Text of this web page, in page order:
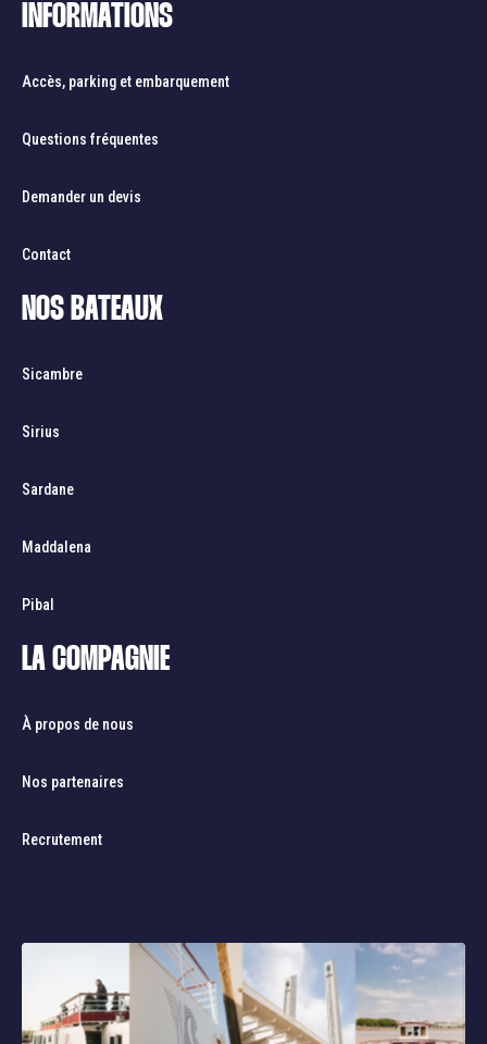
INFORMATIONS
Accès, parking et embarquement
Questions fréquentes
Demander un devis
Contact
NOS BATEAUX
Sicambre
Sirius
Sardane
Maddalena
Pibal
LA COMPAGNIE
À propos de nous
Nos partenaires
Recrutement